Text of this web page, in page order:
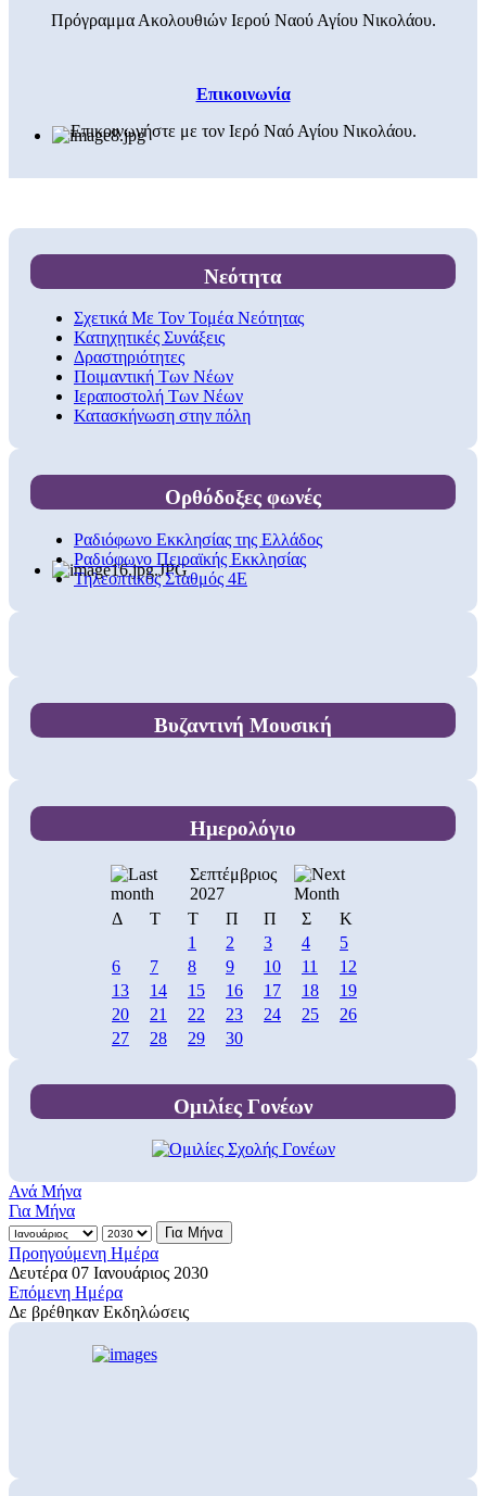
Πρόγραμμα Ακολουθιών Ιερού Ναού Αγίου Νικολάου.
Επικοινωνία
Επικοινωνήστε με τον Ιερό Ναό Αγίου Νικολάου.
Νεότητα
Σχετικά Με Τον Τομέα Νεότητας
Κατηχητικές Συνάξεις
Δραστηριότητες
Ποιμαντική Των Νέων
Ιεραποστολή Των Νέων
Κατασκήνωση στην πόλη
Ορθόδοξες φωνές
Ραδιόφωνο Εκκλησίας της Ελλάδος
Ραδιόφωνο Πειραϊκής Εκκλησίας
Τηλεοπτικός Σταθμός 4Ε
Βυζαντινή Μουσική
Ημερολόγιο
Σεπτέμβριος
2027
Δ
Τ Τ Π Π Σ
Κ
1
2 3 4
5
6
7 8 9 10 11
12
13
14 15 16 17 18
19
20
21 22 23 24 25
26
27
28 29 30
Ομιλίες Γονέων
Ανά Μήνα
Για Μήνα
Για Μήνα
Προηγούμενη Ημέρα
Δευτέρα 07 Ιανουάριος 2030
Επόμενη Ημέρα
Δε βρέθηκαν Εκδηλώσεις